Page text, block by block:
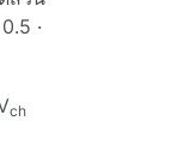
·
ch